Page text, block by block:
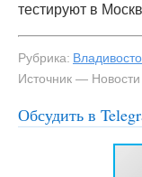
тестируют в
Рубрика:
Источник —
Обсудить в